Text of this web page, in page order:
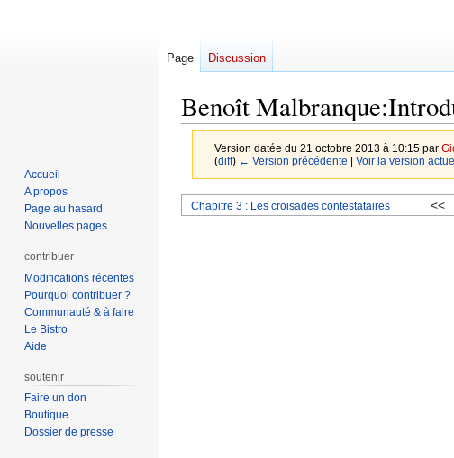
Benoît
Version datée du 21 octobre 2013 à 10:15 par
(diff) ← Version précédente Voir la version
Aller
Aller
Chapitre 3 : Les croisades contestataires <<
Page Discussion
Accueil
A propos
Page au hasard
Nouvelles pages
contribuer
Modifications récentes
Pourquoi contribuer ?
Communauté & à faire
Le Bistro
Aide
soutenir
Faire un don
Boutique
Dossier de presse